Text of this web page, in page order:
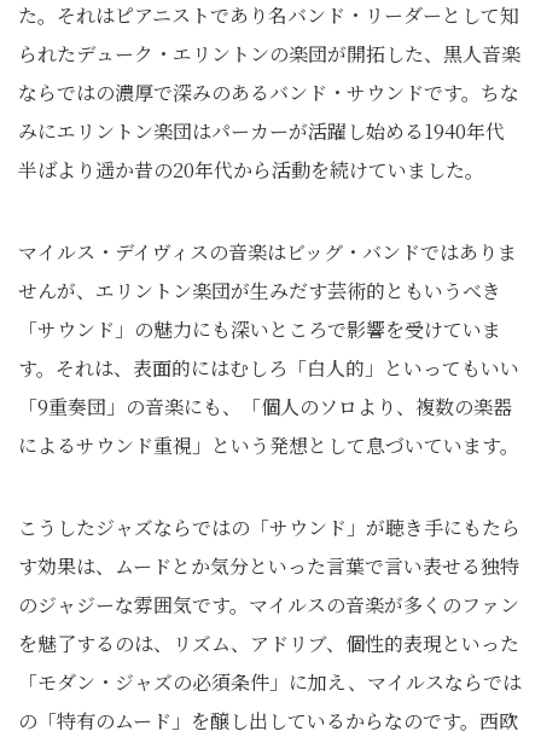
た。それはピアニストであり名バンド・リーダーとして知
られたデューク・エリントンの楽団が開拓した、黒人音楽
ならではの濃厚で深みのあるバンド・サウンドです。ちな
みにエリントン楽団はパーカーが活躍し始める1940年代
半ばより遥か昔の20年代から活動を続けていました。
マイルス・デイヴィスの音楽はビッグ・バンドではありま
せんが、エリントン楽団が生みだす芸術的ともいうべき
「サウンド」の魅力にも深いところで影響を受けていま
す。それは、表面的にはむしろ「白人的」といってもいい
「9重奏団」の音楽にも、「個人のソロより、複数の楽器
によるサウンド重視」という発想として息づいています。
こうしたジャズならではの「サウンド」が聴き手にもたら
す効果は、ムードとか気分といった言葉で言い表せる独特
のジャジーな雰囲気です。マイルスの音楽が多くのファン
を魅了するのは、リズム、アドリブ、個性的表現といった
「モダン・ジャズの必須条件」に加え、マイルスならでは
の「特有のムード」を醸し出しているからなのです。西欧